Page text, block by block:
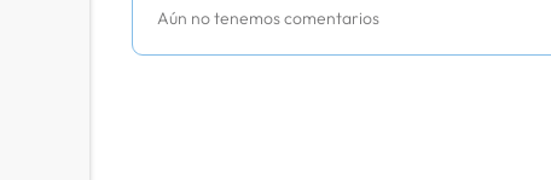
Aún no tenemos comentarios